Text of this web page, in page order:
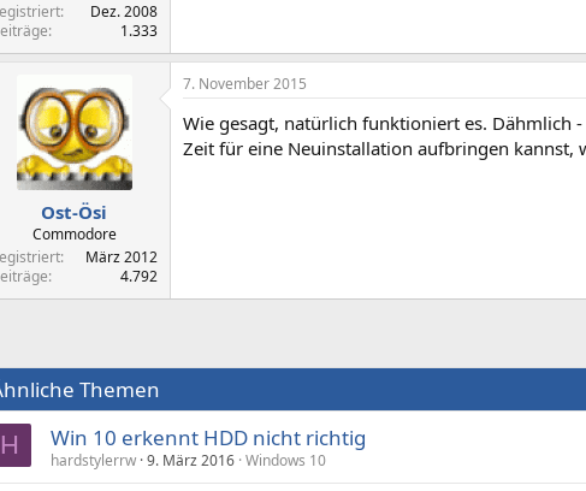
Dez. 2008
1.333
Ost-Ösi
Commodore
März 2012
4.792
7. November 2015
Wie gesagt, natürlich funktioniert es. Dähmlich
Zeit für eine Neuinstallation aufbringen kannst,
Themen
H Win 10 erkennt HDD nicht richtig
hardstylerrw 9. März 2016 Windows 10